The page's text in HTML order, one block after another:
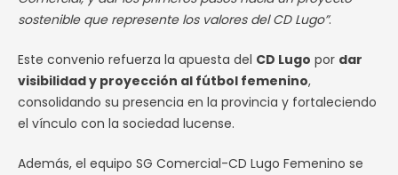
sostenible que represente los valores del CD Lugo”.
Este convenio refuerza la apuesta del CD Lugo por dar
visibilidad y proyección al fútbol femenino,
consolidando su presencia en la provincia y fortaleciendo
el vínculo con la sociedad lucense.
Además, el equipo SG Comercial-CD Lugo Femenino se